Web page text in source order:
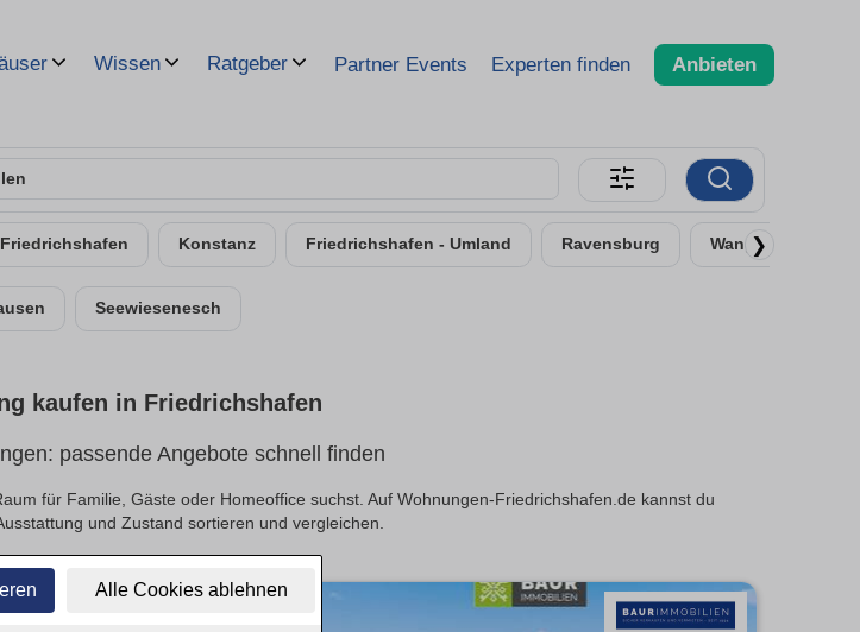
Alle Cookies ablehnen
Wissen Ratgeber Partner Events Experten finden Anbieten
Friedrichshafen Konstanz Friedrichshafen - Umland Ravensburg Wangen im Allgäu
❯
Seewiesenesch
kaufen in Friedrichshafen
passende Angebote schnell finden
für Familie, Gäste oder Homeoffice suchst. Auf Wohnungen-Friedrichshafen.de kannst du
und Zustand sortieren und vergleichen.